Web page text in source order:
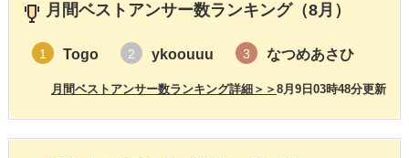
月間ベストアンサー数ランキング（8月）
1 Togo 2 ykoouuu 3 なつめあさひ
8月9日03時48分更新
月間ベストアンサー数ランキング詳細＞＞